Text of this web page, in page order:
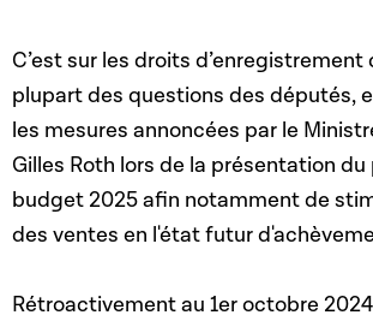
C’est sur les droits d’enregistrement
plupart des questions des députés,
les mesures annoncées par le
Gilles Roth lors de la présentation
budget 2025 afin notamment de
des ventes en l'état futur
Rétroactivement au 1er octobre 2024